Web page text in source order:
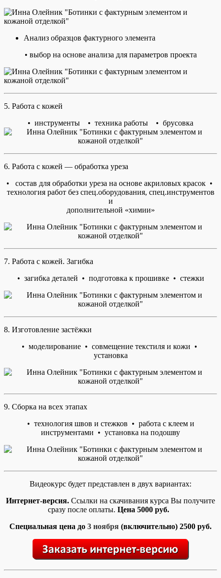
Анализ образцов фактурного элемента
• выбор на основе анализа для параметров проекта
5. Работа с кожей
• инструменты • техника работы • брусовка
6. Работа с кожей — обработка уреза
• состав для обработки уреза на основе акриловых красок •
технология работ без спец.оборудования, спец.инструментов
и
дополнительной «химии»
7. Работа с кожей. Загибка
• загибка деталей • подготовка к прошивке • стежки
8. Изготовление застёжки
• моделирование • совмещение текстиля и кожи •
установка
9. Сборка на всех этапах
• технология швов и стежков • работа с клеем и
инструментами • установка на подошву
Видеокурс будет представлен в двух вариантах:
Интернет-версия. Ссылки на скачивания курса Вы получите
сразу после оплаты. Цена 5000 руб.
Специальная цена до 3 ноября (включительно) 2500 руб.